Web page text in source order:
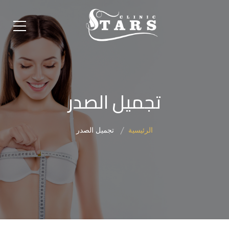
تجميل الصدر
الرئيسية تجميل الصدر